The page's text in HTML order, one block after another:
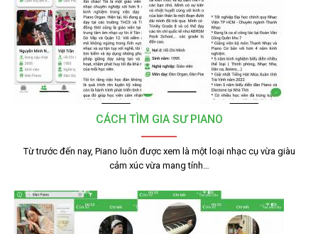
CÁCH TÌM GIA SƯ PIANO
Từ trước đến nay, Piano luôn được xem là một loại nhạc cụ vừa giàu
cảm xúc vừa mang tính…